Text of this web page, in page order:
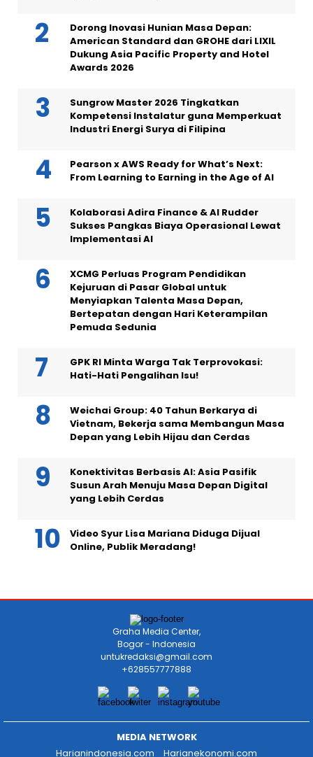
Dorong Inovasi Hunian Masa Depan:
American Standard dan GROHE dari LIXIL
Dukung Asia Pacific Property and Hotel
Awards 2026
Sungrow Master 2026 Tingkatkan
Kompetensi Instalatur guna Memperkuat
Industri Energi Surya di Filipina
Pearson x AWS Ready for What’s Next:
From Learning to Earning in the Age of AI
Kolaborasi Adira Finance & AI Rudder
Sukses Pangkas Biaya Operasional Lewat
Implementasi AI
XCMG Perluas Program Pendidikan
Kejuruan di Pasar Global untuk
Menyiapkan Talenta Masa Depan,
Bertepatan dengan Hari Keterampilan
Pemuda Sedunia
GPK RI Minta Warga Tak Terprovokasi:
Hati-Hati Pengalihan Isu!
Weichai Group: 40 Tahun Berkarya di
Vietnam, Bekerja sama Membangun Masa
Depan yang Lebih Hijau dan Cerdas
Konektivitas Berbasis AI: Asia Pasifik
Susun Arah Menuju Masa Depan Digital
yang Lebih Cerdas
Video Syur Lisa Mariana Diduga Dijual
Online, Publik Meradang!
Graha Media Center,
Bogor - Indonesia
untukredaksi@gmail.com
+628557777888
MEDIA NETWORK
Harianindonesia.com
Harianekonomi.com